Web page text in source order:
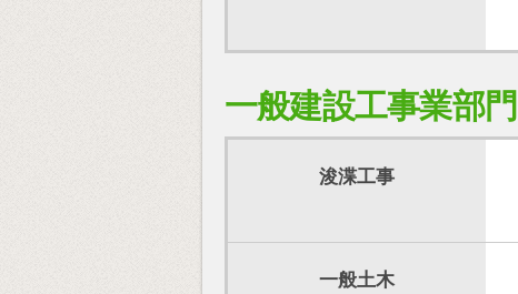
一般建設工事業部門
浚渫工事
一般土木